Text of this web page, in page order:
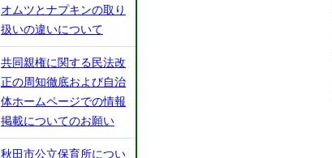
オムツとナプキンの取り
扱いの違いについて
共同親権に関する民法改
正の周知徹底および自治
体ホームページでの情報
掲載についてのお願い
秋⽥市公⽴保育所につい